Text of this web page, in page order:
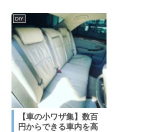
DIY
【車の小ワザ集】数百
円からできる車内を高